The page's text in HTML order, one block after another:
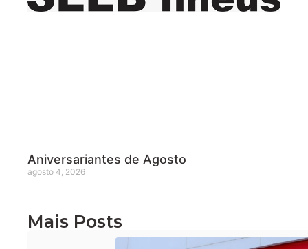
Aniversariantes de Agosto
agosto 4, 2026
Mais Posts